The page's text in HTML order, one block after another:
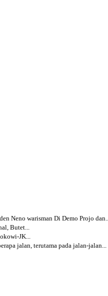
Neno warisman Di Demo Projo dan...
Butet...
JK...
jalan, terutama pada jalan-jalan...